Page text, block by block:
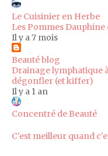
Le Cuisinier en Herbe
Les Pommes Dauphine
Il y a 7 mois
Beauté blog
Drainage lymphatique
dégonfler (et kiffer)
Il y a 1 an
Concentré de Beauté
C'est meilleur quand